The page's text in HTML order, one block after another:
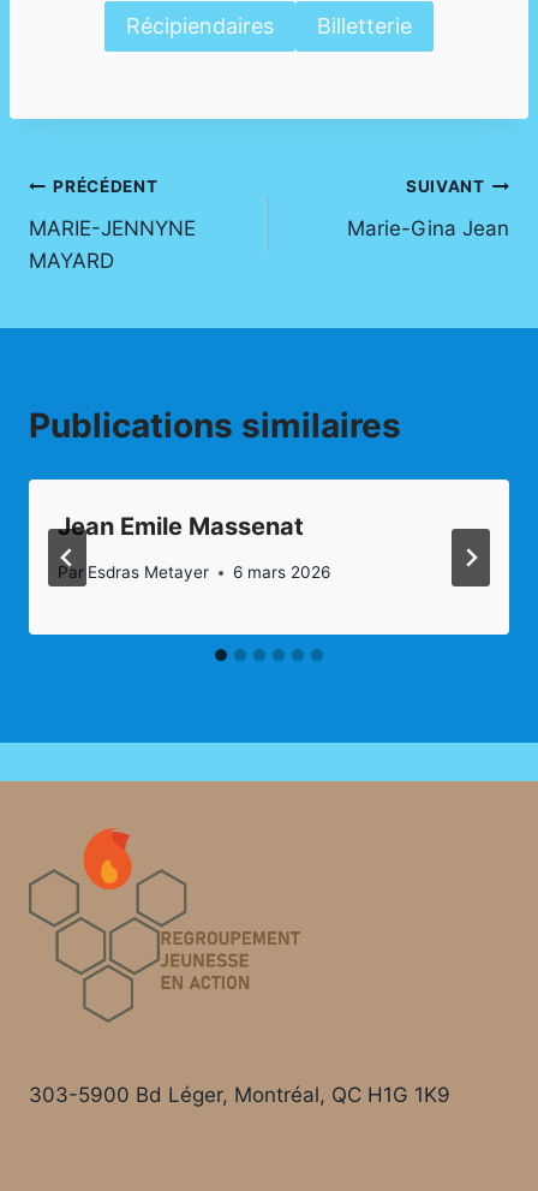
Récipiendaires Billetterie
Navigation
de
PRÉCÉDENT
MARIE-JENNYNE
MAYARD​
SUIVANT
Marie-Gina Jean​
Publications similaires
Jean Emile Massenat ​
Par Esdras Metayer 6 mars 2026
303-5900 Bd Léger, Montréal, QC H1G 1K9